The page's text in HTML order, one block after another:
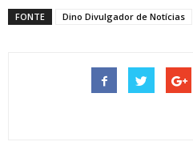
FONTE Dino Divulgador de Notícias